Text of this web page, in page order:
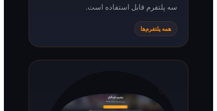
سه پلتفرم قابل استفاده است.
همه پلتفرم‌ها